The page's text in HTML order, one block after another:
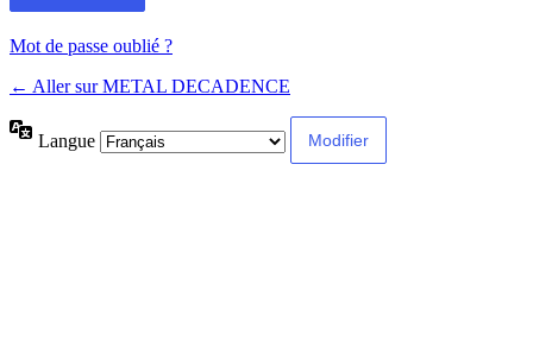
Mot de passe oublié ?
← Aller sur METAL DECADENCE
Langue